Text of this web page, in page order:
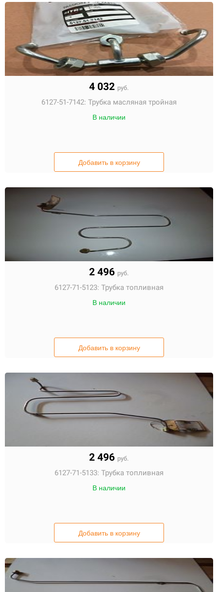
4 032 руб.
6127-51-7142: Трубка масляная тройная
В наличии
Добавить в корзину
2 496 руб.
6127-71-5123: Трубка топливная
В наличии
Добавить в корзину
2 496 руб.
6127-71-5133: Трубка топливная
В наличии
Добавить в корзину